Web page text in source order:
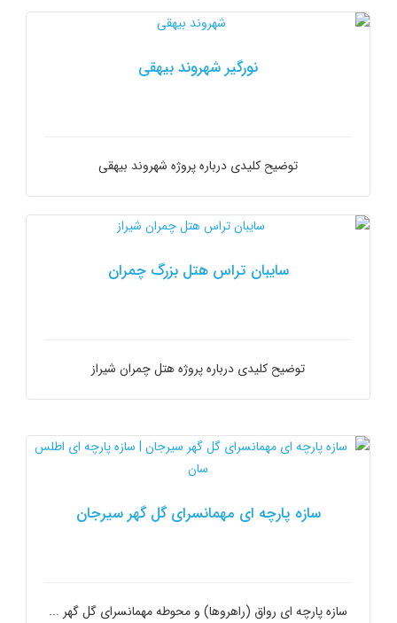
نورگیر شهروند بیهقی
توضیح کلیدی درباره پروژه شهروند بیهقی
سایبان تراس هتل بزرگ چمران
توضیح کلیدی درباره پروژه هتل چمران شیراز
سازه پارچه ای مهمانسرای گل گهر سیرجان
سازه پارچه ای رواق (راهروها) و محوطه مهمانسرای گل گهر ...